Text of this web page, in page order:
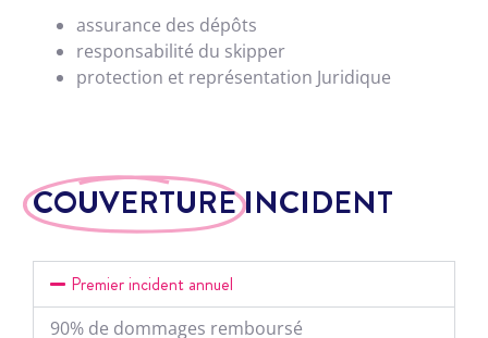
assurance des dépôts
responsabilité du skipper
protection et représentation Juridique
COUVERTUREINCIDENT
Premier incident annuel
90% de dommages remboursé